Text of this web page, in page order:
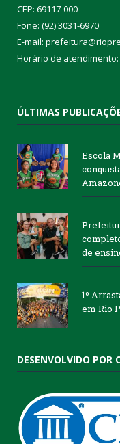
CEP: 69117-000
Fone: (92) 3031-6970
E-mail:
Horário de atendimento:
ÚLTIMAS
Escola
de
1º
em Rio
DESENVOLVIDO POR